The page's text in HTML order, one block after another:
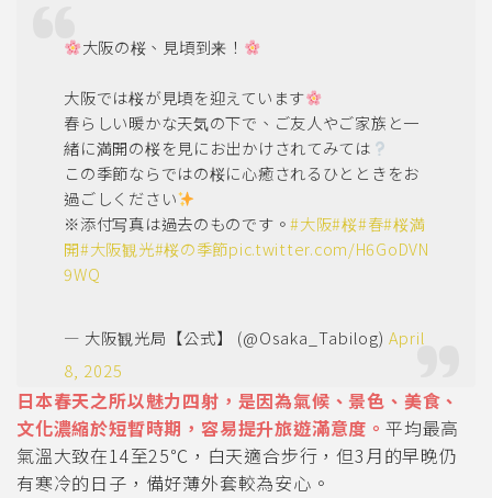
大阪の桜、見頃到来！
大阪では桜が見頃を迎えています
春らしい暖かな天気の下で、ご友人やご家族と一
緒に満開の桜を見にお出かけされてみては
この季節ならではの桜に心癒されるひとときをお
過ごしください
※添付写真は過去のものです。#大阪#桜#春#桜満
開#大阪観光#桜の季節pic.twitter.com/H6GoDVN
9WQ
— 大阪観光局【公式】 (@Osaka_Tabilog)April
8, 2025
日本春天之所以魅力四射，是因為氣候、景色、美食、
文化濃縮於短暫時期，容易提升旅遊滿意度。 平均最高
氣溫大致在14至25℃，白天適合步行，但3月的早晚仍
有寒冷的日子，備好薄外套較為安心。